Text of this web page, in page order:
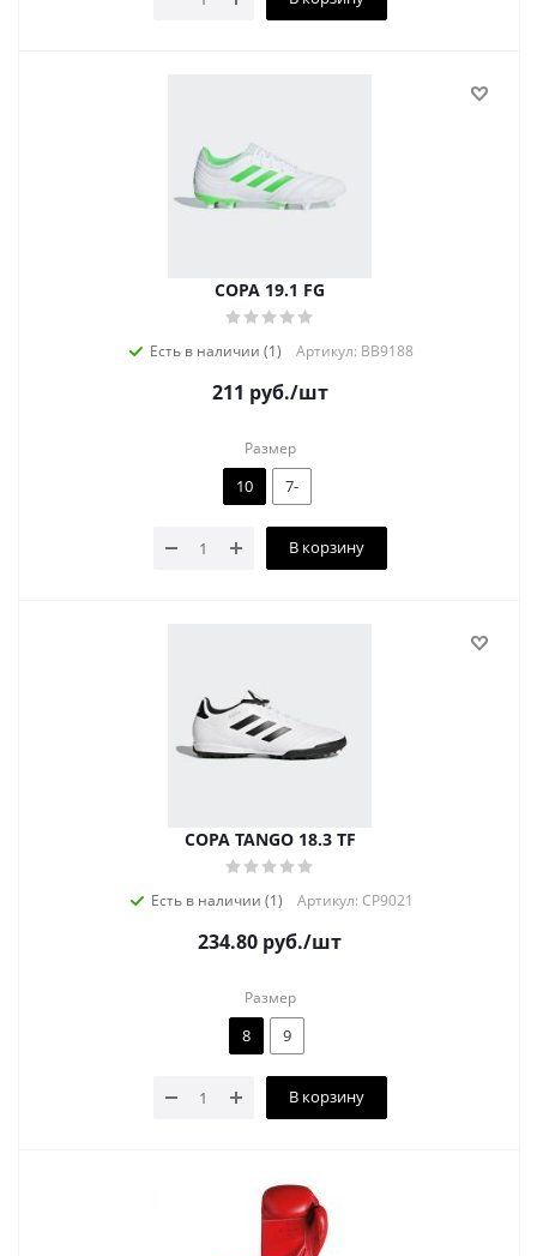
COPA 19.1 FG
Есть в наличии (1) Артикул: BB9188
211 руб./шт
Размер
10 7-
В корзину
COPA TANGO 18.3 TF
Есть в наличии (1) Артикул: CP9021
234.80 руб./шт
Размер
8 9
В корзину